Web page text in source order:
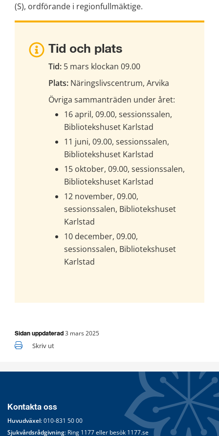
(S), ordförande i regionfullmäktige.
Tid och plats
Tid: 5 mars klockan 09.00
Plats: Näringslivscentrum, Arvika
Övriga sammanträden under året:
16 april, 09.00, sessionssalen,
Bibliotekshuset Karlstad
11 juni, 09.00, sessionssalen,
Bibliotekshuset Karlstad
15 oktober, 09.00, sessionssalen,
Bibliotekshuset Karlstad
12 november, 09.00,
sessionssalen, Bibliotekshuset
Karlstad
10 december, 09.00,
sessionssalen, Bibliotekshuset
Karlstad
Sidan uppdaterad 3 mars 2025
Skriv ut
Kontakta oss
Huvudväxel: 010-831 50 00
Sjukvårdsrådgivning: Ring 1177 eller besök 1177.se